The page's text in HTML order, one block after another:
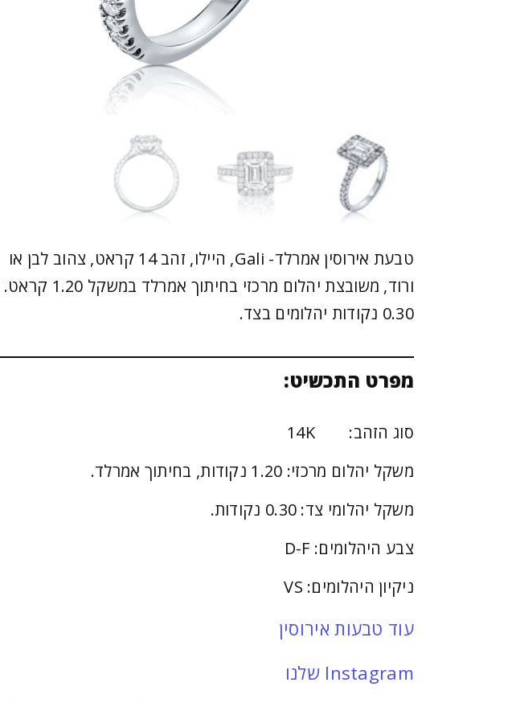
טבעת אירוסין אמרלד- Gali, היילו, זהב 14 קראט, צהוב לבן או
ורוד, משובצת יהלום מרכזי בחיתוך אמרלד במשקל
0.30 נקודות יהלומים בצד.
מפרט התכשיט:
סוג הזהב: 14K
משקל יהלום מרכזי: 1.20 נקודות, בחיתוך אמרלד.
משקל יהלומי צד: 0.30 נקודות.
צבע היהלומים: D-F
ניקיון היהלומים: VS
עוד טבעות אירוסין
Instagram שלנו